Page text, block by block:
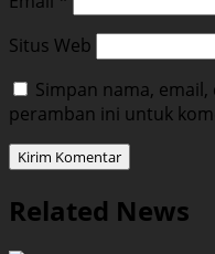
Situs Web
Simpan nama,
peramban ini untuk
Related News